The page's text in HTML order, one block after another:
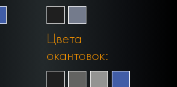
Цвета
окантовок: